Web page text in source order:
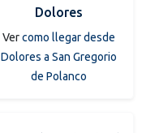
Dolores
Vercomo llegar desde
Dolores a San Gregorio
de Polanco